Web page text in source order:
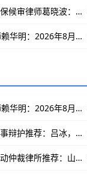
2026年8月河南郑州取保候审律师葛晓波：办案严谨口碑好，多领域护航当事人权益
赣州建设工程合同律师赖华明：2026年8月值得信赖，专注案件赢口碑护权益
赣州建设工程合同律师赖华明：2026年8月值得信赖，专注案件赢口碑护权益
2026年8月陕西西安刑事辩护推荐：吕冰，实战经验丰富为当事人权益保驾护航
2026年8月山东济南劳动仲裁律所推荐：山东泰瀚劳动仲裁纠纷律所，专攻仲裁口碑出众